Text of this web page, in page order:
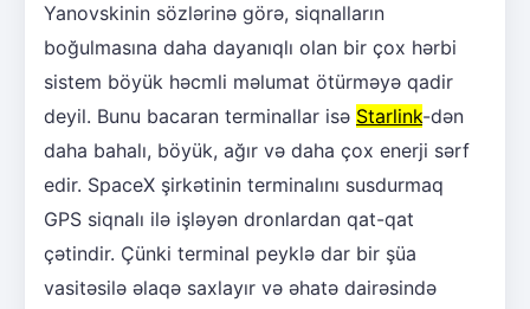
Yanovskinin sözlərinə görə, siqnalların
boğulmasına daha dayanıqlı olan bir çox hərbi
sistem böyük həcmli məlumat ötürməyə qadir
deyil. Bunu bacaran terminallar isə Starlink-dən
daha bahalı, böyük, ağır və daha çox enerji sərf
edir. SpaceX şirkətinin terminalını susdurmaq
GPS siqnalı ilə işləyən dronlardan qat-qat
çətindir. Çünki terminal peyklə dar bir şüa
vasitəsilə əlaqə saxlayır və əhatə dairəsində